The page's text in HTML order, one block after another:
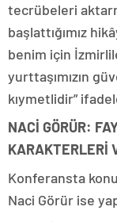
tecrübeleri
başlattığımız
benim için
yurttaşımızın
kıymetlidir”
NACİ GÖRÜR:
KARAKTERLERİ
Konferansta
Naci Görür ise